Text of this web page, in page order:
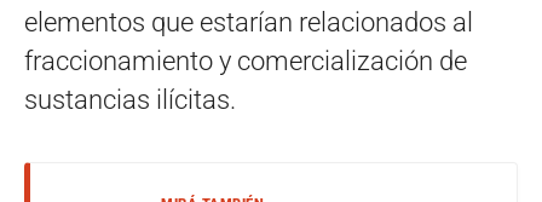
elementos que estarían relacionados al
fraccionamiento y comercialización de
sustancias ilícitas.